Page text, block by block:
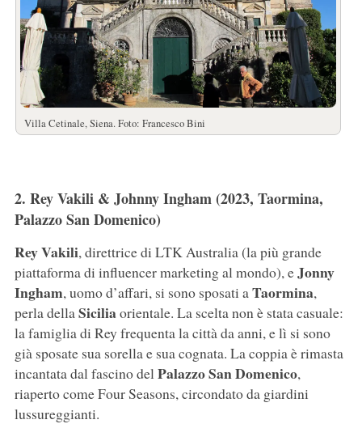
Villa Cetinale, Siena. Foto: Francesco Bini
2. Rey Vakili & Johnny Ingham (2023, Taormina,
Palazzo San Domenico)
Rey Vakili, direttrice di LTK Australia (la più grande
piattaforma di influencer marketing al mondo), eJonny
Ingham, uomo d’affari, si sono sposati a Taormina,
perla della Siciliaorientale. La scelta non è stata casuale:
la famiglia di Rey frequenta la città da anni, e lì si sono
già sposate sua sorella e sua cognata. La coppia è rimasta
incantata dal fascino del Palazzo San Domenico,
riaperto come Four Seasons, circondato da giardini
lussureggianti.